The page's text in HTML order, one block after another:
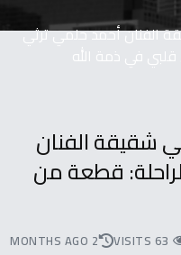
الفنان أحمد حلمي ترثي
قلبي في ذمة الله
شقيقة الفنان
قطعة من
63 VISITS
2 MONTHS AGO